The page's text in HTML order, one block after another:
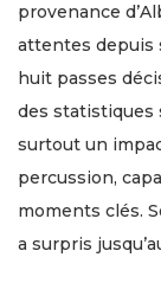
provenance
attentes depuis
huit passes
des statistiques
surtout un
percussion,
moments clés.
a surpris